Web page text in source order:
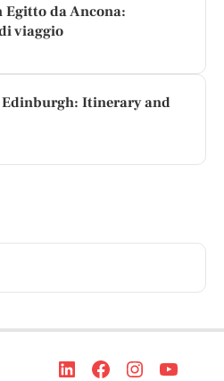
da Ancona:
viaggio
Itinerary and